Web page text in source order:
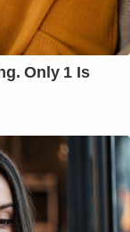
Only 1 Is